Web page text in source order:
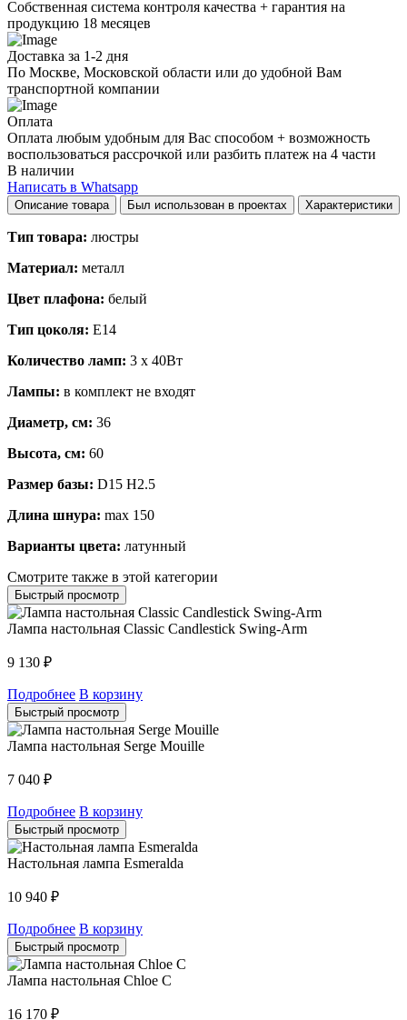
Собственная система контроля качества + гарантия на
продукцию 18 месяцев
Доставка за 1-2 дня
По Москве, Московской области или до удобной Вам
транспортной компании
Оплата
Оплата любым удобным для Вас способом + возможность
воспользоваться рассрочкой или разбить платеж на 4 части
В наличии
Написать в Whatsapp
Описание товара Был использован в проектах Характеристики
Тип товара: люстры
Материал: металл
Цвет плафона: белый
Тип цоколя: E14
Количество ламп: 3 x 40Вт
Лампы: в комплект не входят
Диаметр, см: 36
Высота, см: 60
Размер базы: D15 H2.5
Длина шнура: max 150
Варианты цвета: латунный
Смотрите также в этой категории
Быстрый просмотр
Лампа настольная Classic Candlestick Swing-Arm
9 130 ₽
Подробнее В корзину
Быстрый просмотр
Лампа настольная Serge Mouille
7 040 ₽
Подробнее В корзину
Быстрый просмотр
Настольная лампа Esmeralda
10 940 ₽
Подробнее В корзину
Быстрый просмотр
Лампа настольная Chloe C
16 170 ₽